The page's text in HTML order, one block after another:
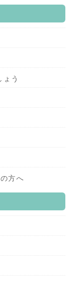
う
方へ